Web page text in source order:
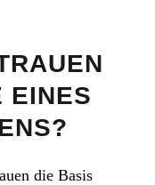
EINES
die Basis